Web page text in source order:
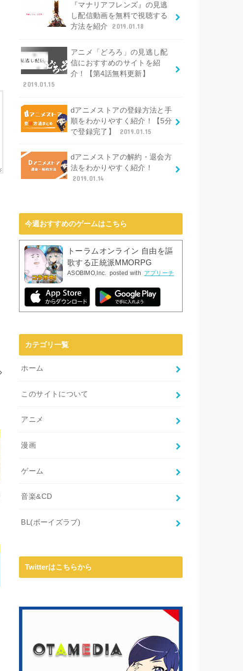
『マナリアフレンズ』の見逃
し配信動画を無料で視聴する
方法を紹介
2019.01.18
アニメ「どろろ」の見逃し配
信におすすめのサイトを紹
介！【第4話無料更新】
2019.01.15
dアニメストアの登録方法と手
順をわかりやすく紹介！【5分
で登録完了】
2019.01.15
dアニメストアの解約・退会方
法をわかりやすく紹介！
2019.01.14
今週おすすめのゲームはこちら
トーラムオンライン 自由を謳
歌する正統派MMORPG
ASOBIMO,Inc. posted with アプリーチ
カテゴリ一覧
ホーム
このサイトについて
アニメ
漫画
ゲーム
音楽&CD
BL(ボーイズラブ)
Twitterはこちらから